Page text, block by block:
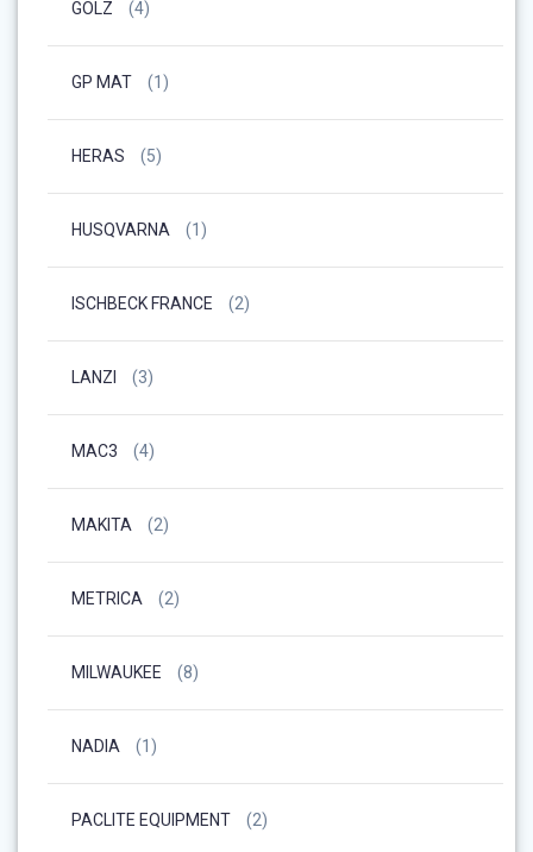
GOLZ (4)
GP MAT (1)
HERAS (5)
HUSQVARNA (1)
ISCHBECK FRANCE (2)
LANZI (3)
MAC3 (4)
MAKITA (2)
METRICA (2)
MILWAUKEE (8)
NADIA (1)
PACLITE EQUIPMENT (2)